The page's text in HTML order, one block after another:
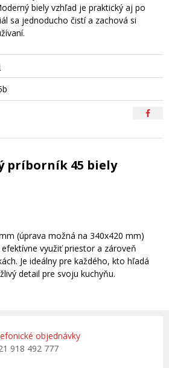
biely vzhľad je praktický aj po
sa jednoducho čistí a zachová si
príborník 45 biely
(úprava možná na 340x420 mm)
využiť priestor a zároveň
Je ideálny pre každého, kto hľadá
detail pre svoju kuchyňu.
objednávky
918 492 777